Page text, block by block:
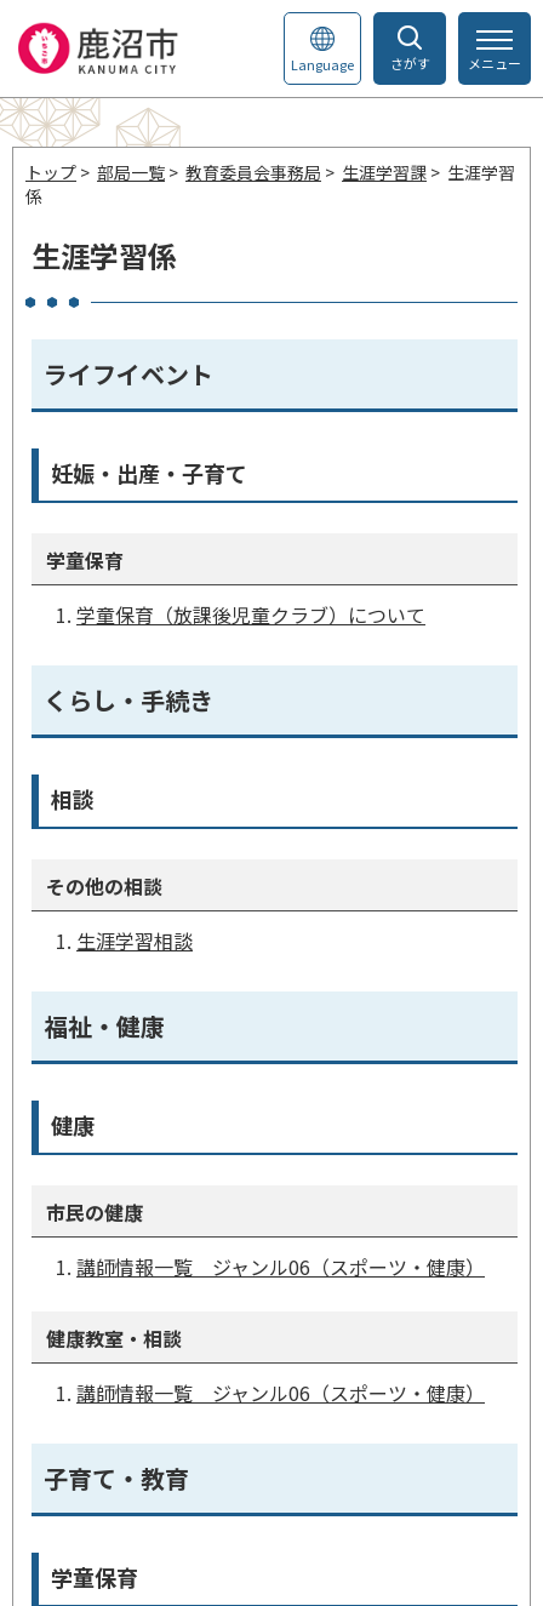
さがす
Language メニュー
トップ > 部局一覧 > 教育委員会事務局 > 生涯学習課 > 生涯学習
係
生涯学習係
ライフイベント
妊娠・出産・子育て
学童保育
学童保育（放課後児童クラブ）について
くらし・手続き
相談
その他の相談
生涯学習相談
福祉・健康
健康
市民の健康
講師情報一覧 ジャンル06（スポーツ・健康）
健康教室・相談
講師情報一覧 ジャンル06（スポーツ・健康）
子育て・教育
学童保育